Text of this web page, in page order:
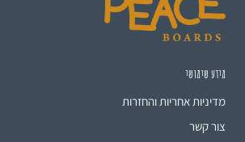
מידע שימושי
מדיניות אחריות והחזרות
צור קשר